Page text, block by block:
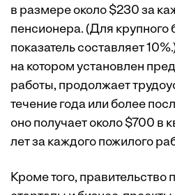
в размере около $230 за
пенсионера. (Для крупного
показатель составляет
на котором установлен
работы, продолжает
течение года или более
оно получает около $700 в
лет за каждого пожилого
Кроме того, правительство